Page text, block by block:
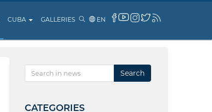
CUBA GALLERIES EN
Search
CATEGORIES